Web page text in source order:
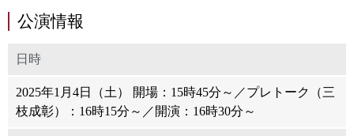
公演情報
日時
2025年1月4日（土） 開場：15時45分～／プレトーク（三
枝成彰）：16時15分～／開演：16時30分～